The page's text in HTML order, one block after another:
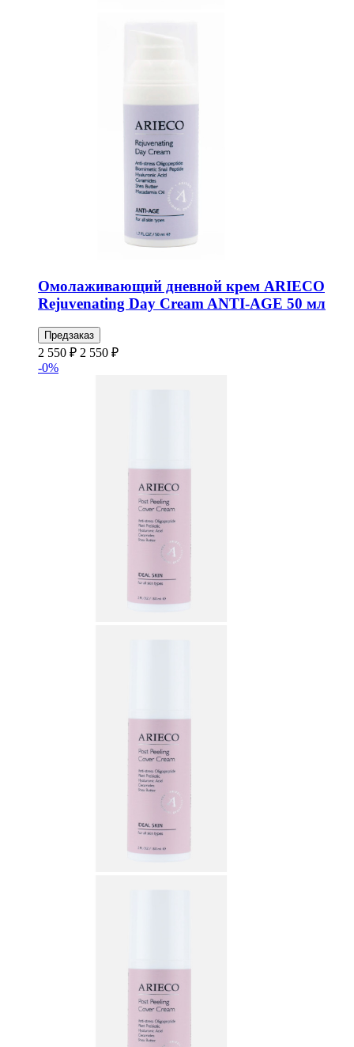
Омолаживающий дневной крем ARIECO
Rejuvenating Day Cream ANTI-AGE 50 мл
Предзаказ
2 550 ₽ 2 550 ₽
-0%